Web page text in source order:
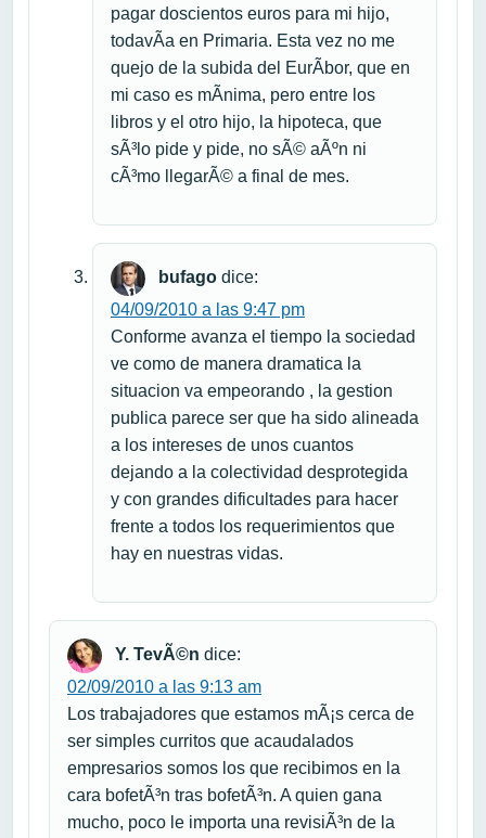
pagar doscientos euros para mi hijo,
todavÃ­a en Primaria. Esta vez no me
quejo de la subida del EurÃ­bor, que en
mi caso es mÃ­nima, pero entre los
libros y el otro hijo, la hipoteca, que
sÃ³lo pide y pide, no sÃ© aÃºn ni
cÃ³mo llegarÃ© a final de mes.
bufago dice:
04/09/2010 a las 9:47 pm
Conforme avanza el tiempo la sociedad
ve como de manera dramatica la
situacion va empeorando , la gestion
publica parece ser que ha sido alineada
a los intereses de unos cuantos
dejando a la colectividad desprotegida
y con grandes dificultades para hacer
frente a todos los requerimientos que
hay en nuestras vidas.
Y. TevÃ©n dice:
02/09/2010 a las 9:13 am
Los trabajadores que estamos mÃ¡s cerca de
ser simples curritos que acaudalados
empresarios somos los que recibimos en la
cara bofetÃ³n tras bofetÃ³n. A quien gana
mucho, poco le importa una revisiÃ³n de la